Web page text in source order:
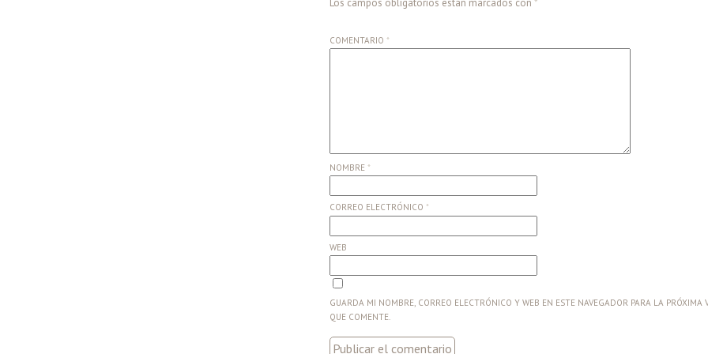
Los campos obligatorios están marcados con *
COMENTARIO *
NOMBRE *
CORREO ELECTRÓNICO *
WEB
GUARDA MI NOMBRE, CORREO ELECTRÓNICO Y WEB EN ESTE NAVEGADOR PARA LA PRÓXIMA
QUE COMENTE.